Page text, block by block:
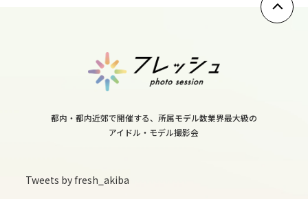
mon
tue
都内・都内近郊で開催する、所属モデル数業界最大級の
アイドル・モデル撮影会
Tweets by fresh_akiba